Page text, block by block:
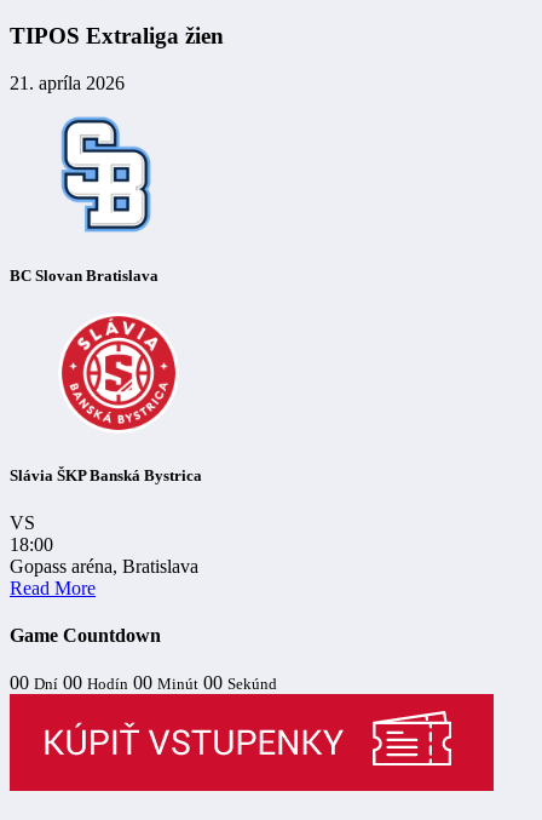
TIPOS Extraliga žien
21. apríla 2026
BC Slovan Bratislava
Slávia ŠKP Banská Bystrica
VS
18:00
Gopass aréna, Bratislava
Read More
Game Countdown
00 Dní 00 Hodín 00 Minút 00 Sekúnd